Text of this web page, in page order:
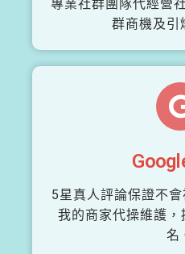
專業社群團隊代經營
群商機及引
5星真人評論保證不
我的商家代操維護，
名